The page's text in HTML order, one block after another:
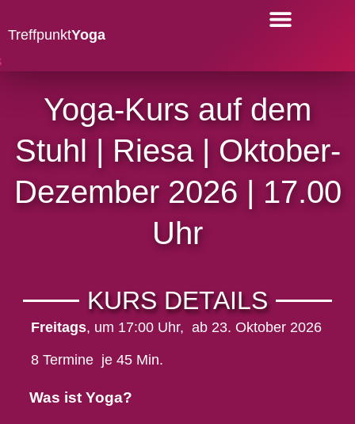
TreffpunktYoga
Yoga-Kurs auf dem
Stuhl | Riesa | Oktober-
Dezember 2026 | 17.00
Uhr
KURS DETAILS
Freitags, um 17:00 Uhr, ab 23. Oktober 2026
8 Termine je 45 Min.
Was ist Yoga?